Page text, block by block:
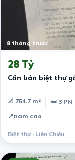
8 tháng trước
28 Tỷ
Cần bán biệt thự
📐 754.7 m² 🛏 3 PN
📍nam cao
Biệt thự · Liên Chiểu